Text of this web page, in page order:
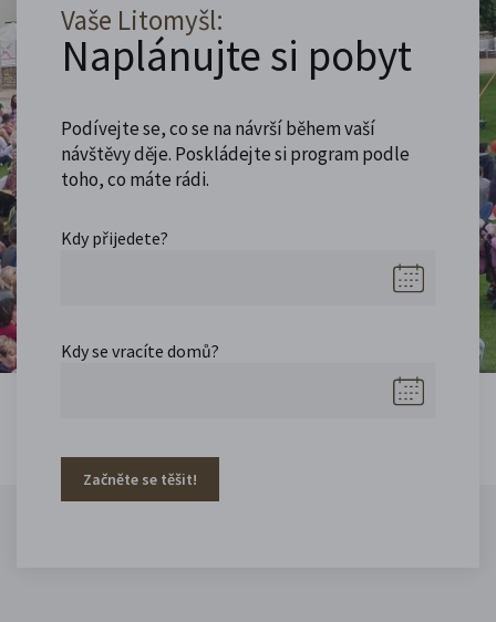
Vaše Litomyšl:
Naplánujte si pobyt
Podívejte se, co se na návrší během vaší
návštěvy děje. Poskládejte si program podle
toho, co máte rádi.
Kdy přijedete?
Kdy se vracíte domů?
Začněte se těšit!